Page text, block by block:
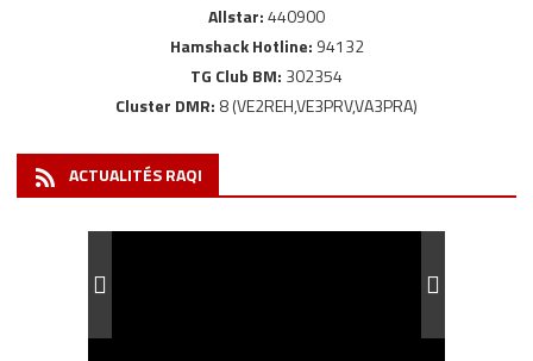
Allstar:440900
Hamshack Hotline: 94132
TG Club BM: 302354
Cluster DMR: 8 (VE2REH,VE3PRV,VA3PRA)
ACTUALITÉS RAQI